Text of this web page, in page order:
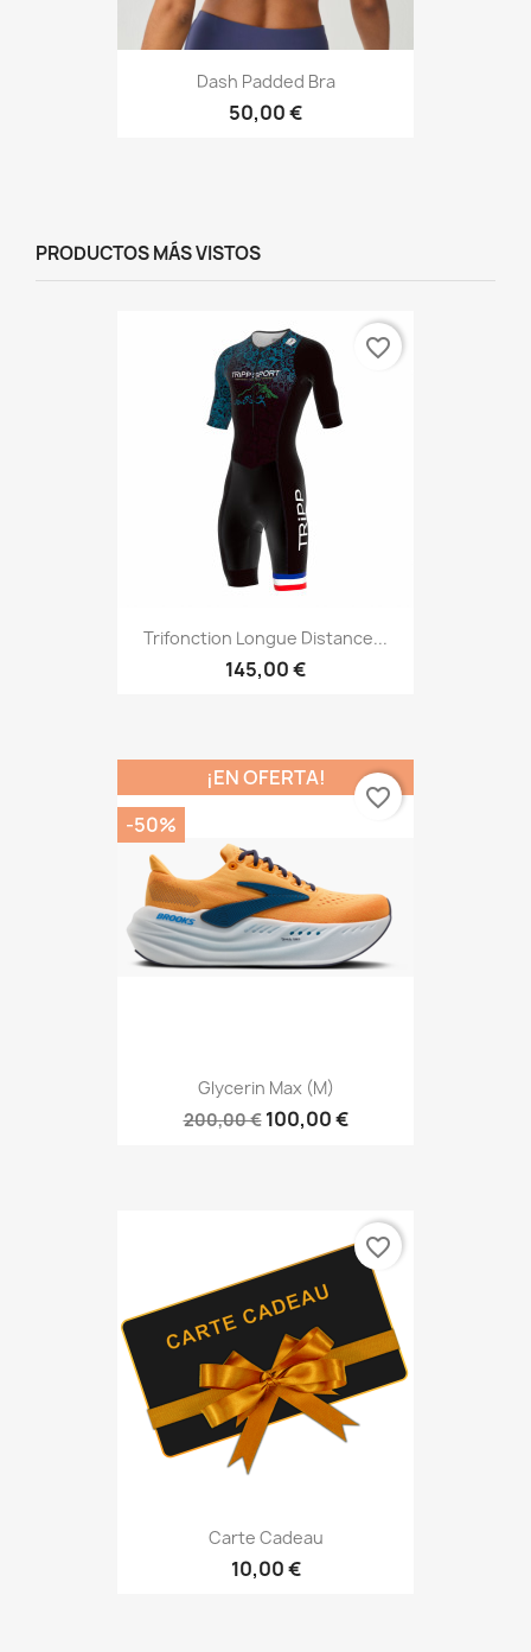
Dash Padded Bra
50,00 €
PRODUCTOS MÁS VISTOS
Trifonction Longue Distance...
145,00 €
favorite_border
Glycerin Max (M)
200,00 € 100,00 €
¡EN OFERTA!
-50%
favorite_border
Carte Cadeau
10,00 €
favorite_border